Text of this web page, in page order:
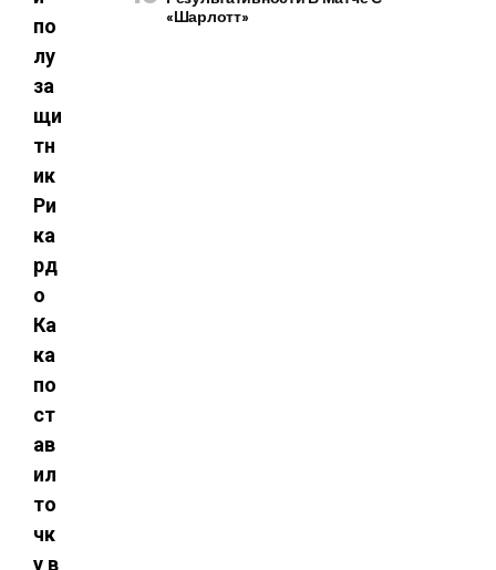
по
лу
за
щи
тн
ик
Ри
ка
рд
о
Ка
ка
по
ст
ав
ил
то
чк
у в
«Шарлотт»